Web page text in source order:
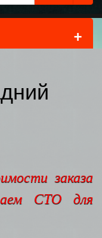
+
заказа
СТО для